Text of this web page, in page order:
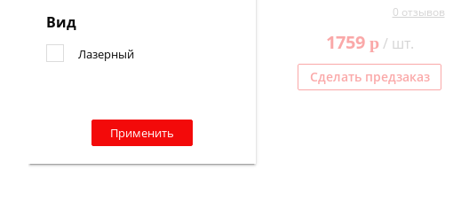
Вид
Лазерный
Применить
0 отзывов
1759 p/ шт.
Сделать предзаказ